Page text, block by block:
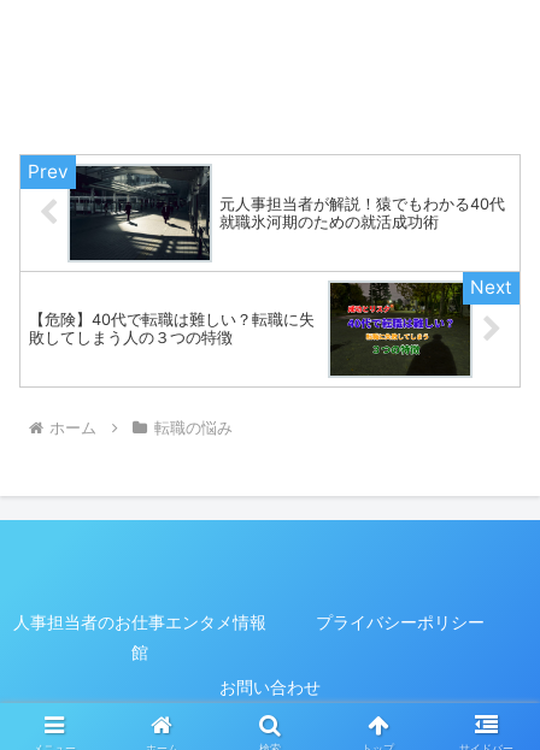
元人事担当者が解説！猿でもわかる40代
就職氷河期のための就活成功術
【危険】40代で転職は難しい？転職に失
敗してしまう人の３つの特徴
ホーム 転職の悩み
人事担当者のお仕事エンタメ情報
館
プライバシーポリシー
お問い合わせ
© 2020 人事担当者の気になるお仕事・エンタメ情報館.